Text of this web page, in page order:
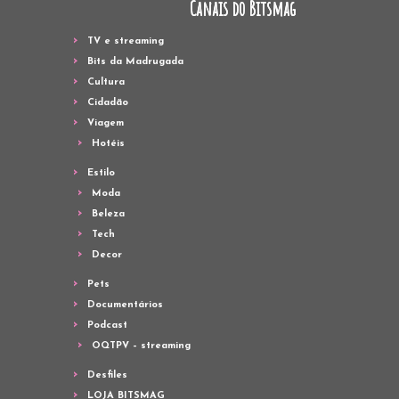
Canais do Bitsmag
TV e streaming
Bits da Madrugada
Cultura
Cidadão
Viagem
Hotéis
Estilo
Moda
Beleza
Tech
Decor
Pets
Documentários
Podcast
OQTPV – streaming
Desfiles
LOJA BITSMAG